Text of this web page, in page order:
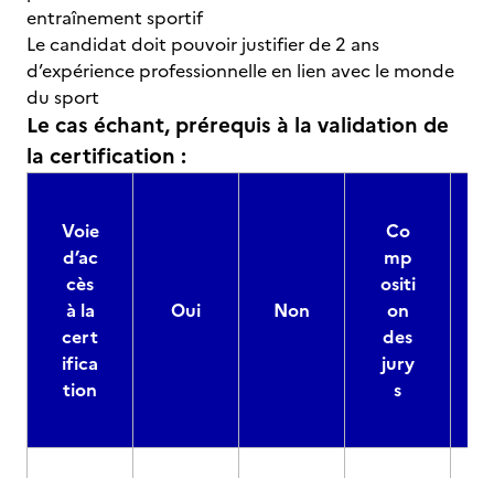
entraînement sportif
Le candidat doit pouvoir justifier de 2 ans
d’expérience professionnelle en lien avec le monde
du sport
Le cas échant, prérequis à la validation de
la certification :
Voie
d’ac
cès
à la
cert
ifica
tion
Oui Non
Co
mp
ositi
on
des
jury
s